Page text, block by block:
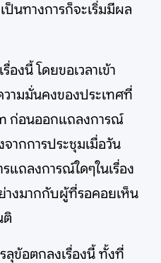
ป็นทางการก็จะเริ่มมีผล
งนี้ โดยขอเวลาเข้า
ามมั่นคงของประเทศที่
ก่อนออกแถลงการณ์
ากการประชุมเมื่อวัน
แถลงการณ์ใดๆในเรื่อง
างมากกับผู้ที่รอคอยเห็น
ติ
ลุข้อตกลงเรื่องนี้ ทั้งที่